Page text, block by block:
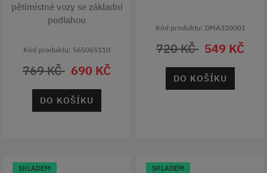
pětimístné vozy se základní
podlahou
Kód produktu: 565065110
769 KČ 690 KČ
DO KOŠÍKU
Kód produktu: DMA320001
720 KČ 549 KČ
DO KOŠÍKU
SKLADEM SKLADEM